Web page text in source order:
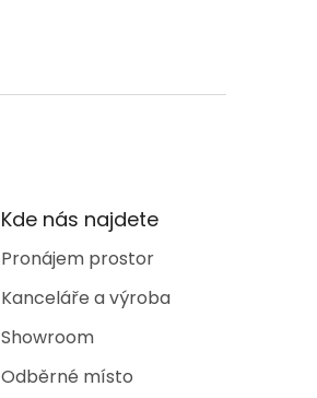
Kde nás najdete
Pronájem prostor
Kanceláře a výroba
Showroom
Odběrné místo